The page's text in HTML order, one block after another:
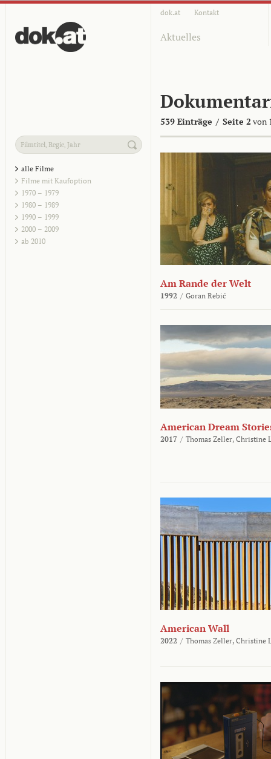
dok.at Kontakt
Aktuelles
539 Einträge / Seite 2 von
alle Filme
Filme mit Kaufoption
1970 – 1979
1980 – 1989
1990 – 1999
2000 – 2009
ab 2010
Am Rande der Welt
1992 / Goran Rebić
American Dream
2017 / Thomas Zeller, Christine
American Wall
2022 / Thomas Zeller, Christine